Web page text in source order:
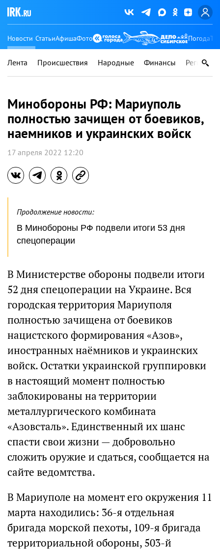
Новости СтатьиАфишаФото Погода
Лента Происшествия Народные Финансы Регионы
Минобороны РФ: Мариуполь
полностью зачищен от боевиков,
наемников и украинских войск
17 апреля 2022 12:20
Продолжение новости:
В Минобороны РФ подвели итоги 53 дня
спецоперации
В Министерстве обороны подвели итоги
52 дня спецоперации на Украине. Вся
городская территория Мариуполя
полностью зачищена от боевиков
нацистского формирования «Азов»,
иностранных наёмников и украинских
войск. Остатки украинской группировки
в настоящий момент полностью
заблокированы на территории
металлургического комбината
«Азовсталь». Единственный их шанс
спасти свои жизни — добровольно
сложить оружие и сдаться, сообщается на
сайте ведомтства.
В Мариуполе на момент его окружения 11
марта находились: 36-я отдельная
бригада морской пехоты, 109-я бригада
территориальной обороны, 503-й